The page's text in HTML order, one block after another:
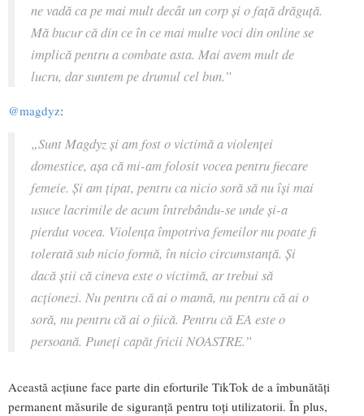
ne vadă ca pe mai mult decât un corp și o față drăguță.
Mă bucur că din ce în ce mai multe voci din online se
implică pentru a combate asta. Mai avem mult de
lucru, dar suntem pe drumul cel bun.”
@magdyz:
„Sunt Magdyz și am fost o victimă a violenței
domestice, așa că mi-am folosit vocea pentru fiecare
femeie. Și am țipat, pentru ca nicio soră să nu își mai
usuce lacrimile de acum întrebându-se unde și-a
pierdut vocea. Violența împotriva femeilor nu poate fi
tolerată sub nicio formă, în nicio circumstanță. Și
dacă știi că cineva este o victimă, ar trebui să
acționezi. Nu pentru că ai o mamă, nu pentru că ai o
soră, nu pentru că ai o fiică. Pentru că EA este o
persoană. Puneți capăt fricii NOASTRE.”
Această acțiune face parte din eforturile TikTok de a îmbunătăți
permanent măsurile de siguranță pentru toți utilizatorii. În plus,